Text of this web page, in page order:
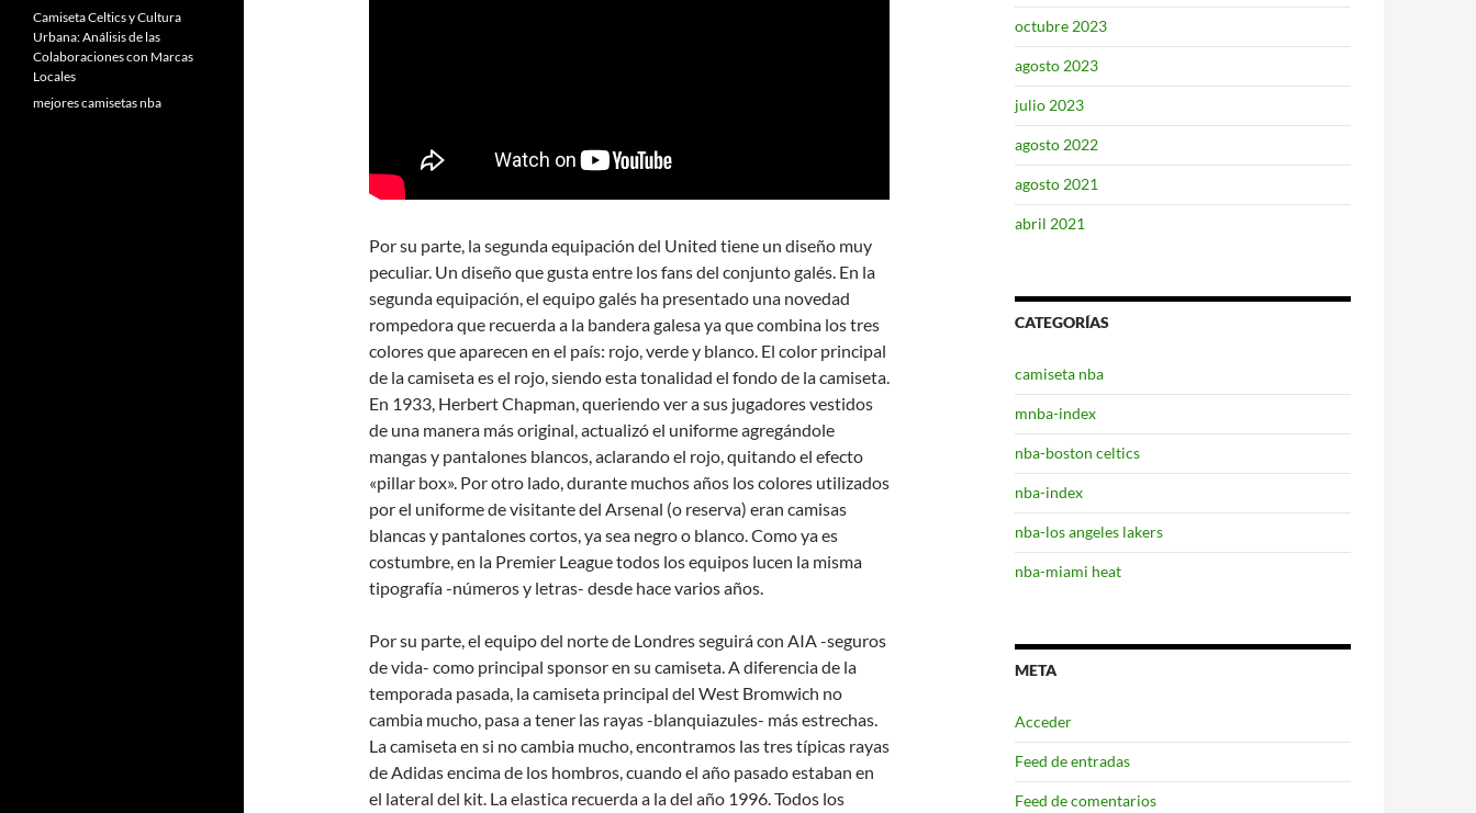
Por su parte, la segunda equipación del United tiene un diseño muy
peculiar. Un diseño que gusta entre los fans del conjunto galés. En la
segunda equipación, el equipo galés ha presentado una novedad
rompedora que recuerda a la bandera galesa ya que combina los tres
colores que aparecen en el país: rojo, verde y blanco. El color principal
de la camiseta es el rojo, siendo esta tonalidad el fondo de la camiseta.
En 1933, Herbert Chapman, queriendo ver a sus jugadores vestidos
de una manera más original, actualizó el uniforme agregándole
mangas y pantalones blancos, aclarando el rojo, quitando el efecto
«pillar box». Por otro lado, durante muchos años los colores utilizados
por el uniforme de visitante del Arsenal (o reserva) eran camisas
blancas y pantalones cortos, ya sea negro o blanco. Como ya es
costumbre, en la Premier League todos los equipos lucen la misma
tipografía -números y letras- desde hace varios años.
Por su parte, el equipo del norte de Londres seguirá con AIA -seguros
de vida- como principal sponsor en su camiseta. A diferencia de la
temporada pasada, la camiseta principal del West Bromwich no
cambia mucho, pasa a tener las rayas -blanquiazules- más estrechas.
La camiseta en si no cambia mucho, encontramos las tres típicas rayas
de Adidas encima de los hombros, cuando el año pasado estaban en
el lateral del kit. La elastica recuerda a la del año 1996. Todos los
octubre 2023
agosto 2023
julio 2023
agosto 2022
agosto 2021
abril 2021
CATEGORÍAS
camiseta nba
mnba-index
nba-boston celtics
nba-index
nba-los angeles lakers
nba-miami heat
META
Acceder
Feed de entradas
Feed de comentarios
Camiseta Celtics y Cultura
Urbana: Análisis de las
Colaboraciones con Marcas
Locales
mejores camisetas nba